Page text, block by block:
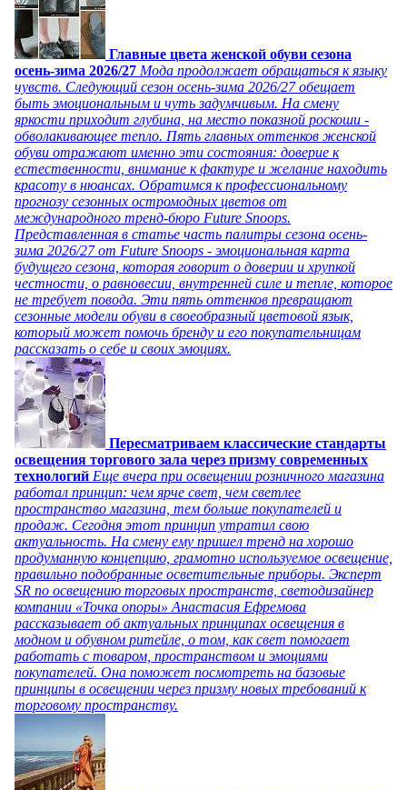
Главные цвета женской обуви сезона
осень-зима 2026/27 Мода продолжает обращаться к языку
чувств. Следующий сезон осень-зима 2026/27 обещает
быть эмоциональным и чуть задумчивым. На смену
яркости приходит глубина, на место показной роскоши -
обволакивающее тепло. Пять главных оттенков женской
обуви отражают именно эти состояния: доверие к
естественности, внимание к фактуре и желание находить
красоту в нюансах. Обратимся к профессиональному
прогнозу сезонных остромодных цветов от
международного тренд-бюро Future Snoops.
Представленная в статье часть палитры сезона осень-
зима 2026/27 от Future Snoops - эмоциональная карта
будущего сезона, которая говорит о доверии и хрупкой
честности, о равновесии, внутренней силе и тепле, которое
не требует повода. Эти пять оттенков превращают
сезонные модели обуви в своеобразный цветовой язык,
который может помочь бренду и его покупательницам
рассказать о себе и своих эмоциях.
Пересматриваем классические стандарты
освещения торгового зала через призму современных
технологий Еще вчера при освещении розничного магазина
работал принцип: чем ярче свет, чем светлее
пространство магазина, тем больше покупателей и
продаж. Сегодня этот принцип утратил свою
актуальность. На смену ему пришел тренд на хорошо
продуманную концепцию, грамотно используемое освещение,
правильно подобранные осветительные приборы. Эксперт
SR по освещению торговых пространств, светодизайнер
компании «Точка опоры» Анастасия Ефремова
рассказывает об актуальных принципах освещения в
модном и обувном ритейле, о том, как свет помогает
работать с товаром, пространством и эмоциями
покупателей. Она поможет посмотреть на базовые
принципы в освещении через призму новых требований к
торговому пространству.